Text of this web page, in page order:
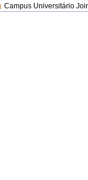
Campus Universitário